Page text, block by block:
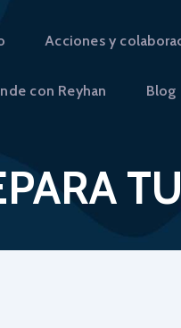
Acciones y
con Reyhan Blog
Fundación
VIDA
DIVERTIDIF |